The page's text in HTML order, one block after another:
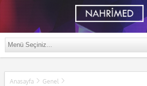
Anasayfa Genel